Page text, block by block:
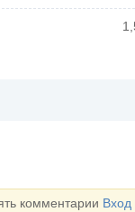
комментарии Вход